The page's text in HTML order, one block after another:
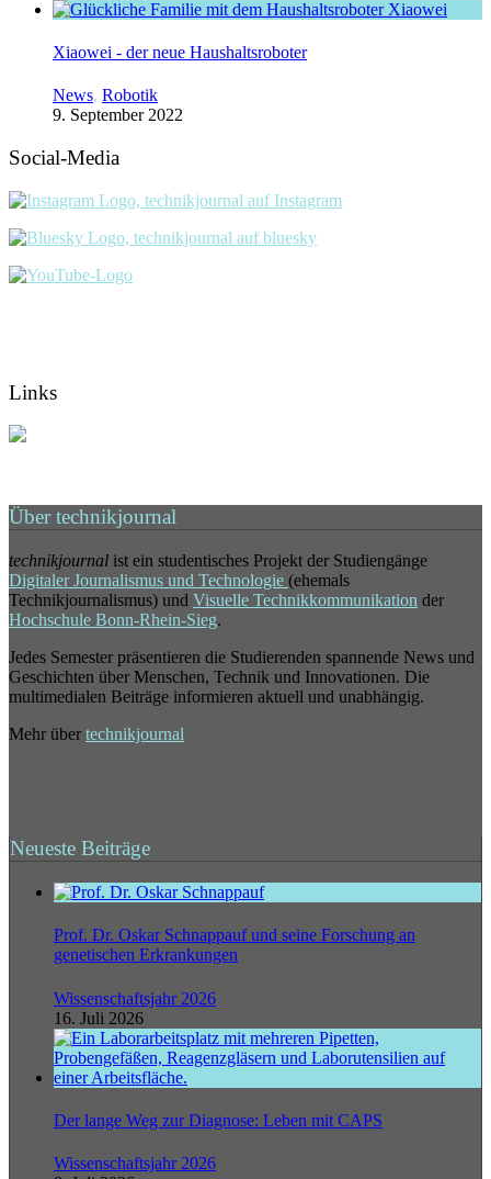
Xiaowei - der neue Haushaltsroboter
News, Robotik
9. September 2022
Social-Media
Links
Über technikjournal
technikjournal ist ein studentisches Projekt der Studiengänge
Digitaler Journalismus und Technologie (ehemals
Technikjournalismus) und Visuelle Technikkommunikation der
Hochschule Bonn-Rhein-Sieg.
Jedes Semester präsentieren die Studierenden spannende News und
Geschichten über Menschen, Technik und Innovationen. Die
multimedialen Beiträge informieren aktuell und unabhängig.
Mehr über technikjournal
Neueste Beiträge
Prof. Dr. Oskar Schnappauf und seine Forschung an
genetischen Erkrankungen
Wissenschaftsjahr 2026
16. Juli 2026
Der lange Weg zur Diagnose: Leben mit CAPS
Wissenschaftsjahr 2026